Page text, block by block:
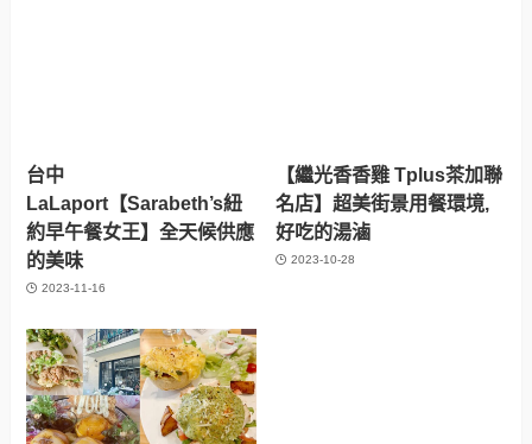
台中
LaLaport【Sarabeth’s紐
約早午餐女王】全天候供應
的美味
2023-11-16
【繼光香香雞 Tplus茶加聯
名店】超美街景用餐環境,
好吃的湯滷